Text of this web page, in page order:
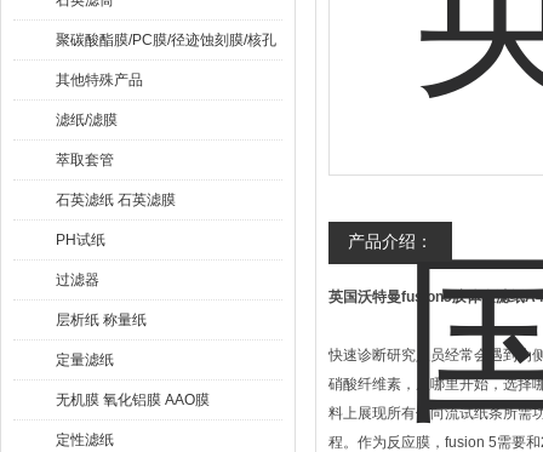
聚碳酸酯膜/PC膜/径迹蚀刻膜/核孔
膜
其他特殊产品
滤纸/滤膜
萃取套管
石英滤纸 石英滤膜
PH试纸
过滤器
层析纸 称量纸
定量滤纸
无机膜 氧化铝膜 AAO膜
定性滤纸
产品介绍：
英国沃特曼fusion5胶体金滤纸
快速诊断研究人员经常会遇到为
硝酸纤维素，从哪里开始，选择
料上展现所有侧向流试纸条所需
程。作为反应膜，fusion 5需要